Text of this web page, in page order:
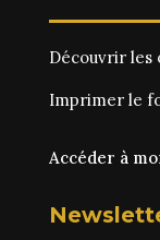
Découvrir les
Imprimer le
Accéder à